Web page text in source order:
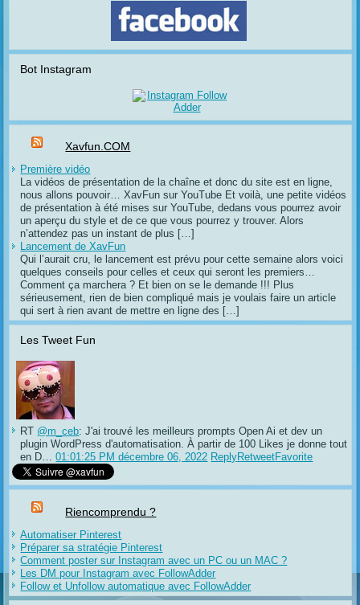
Bot Instagram
Xavfun.COM
Première vidéo
La vidéos de présentation de la chaîne et donc du site est en ligne,
nous allons pouvoir… XavFun sur YouTube Et voilà, une petite vidéos
de présentation à été mises sur YouTube, dedans vous pourrez avoir
un aperçu du style et de ce que vous pourrez y trouver. Alors
n’attendez pas un instant de plus […]
Lancement de XavFun
Qui l’aurait cru, le lancement est prévu pour cette semaine alors voici
quelques conseils pour celles et ceux qui seront les premiers…
Comment ça marchera ? Et bien on se le demande !!! Plus
sérieusement, rien de bien compliqué mais je voulais faire un article
qui sert à rien avant de mettre en ligne des […]
Les Tweet Fun
RT @m_ceb: J'ai trouvé les meilleurs prompts Open Ai et dev un
plugin WordPress d'automatisation. À partir de 100 Likes je donne tout
en D…
01:01:25 PM décembre 06, 2022 ReplyRetweetFavorite
Riencomprendu ?
Automatiser Pinterest
Préparer sa stratégie Pinterest
Comment poster sur Instagram avec un PC ou un MAC ?
Les DM pour Instagram avec FollowAdder
Follow et Unfollow automatique avec FollowAdder